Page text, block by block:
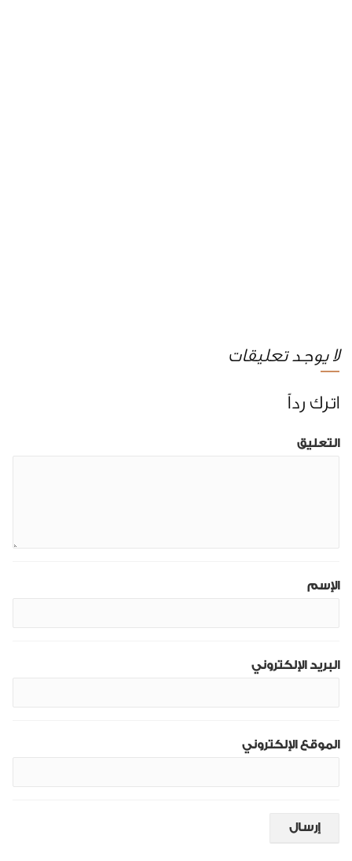
لا يوجد تعليقات
اترك رداً
التعليق
الإسم
البريد الإلكتروني
الموقع الإلكتروني